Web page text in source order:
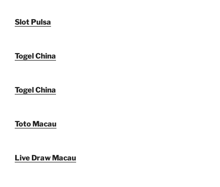
Slot Pulsa
Togel China
Togel China
Toto Macau
Live Draw Macau